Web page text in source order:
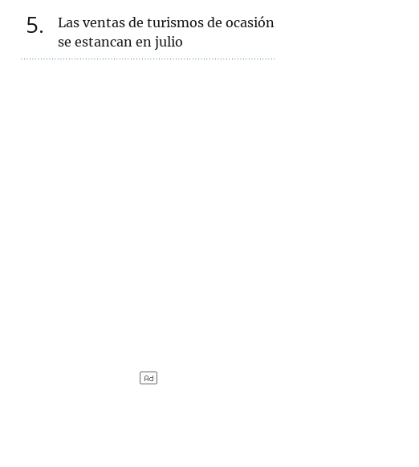
5
Las ventas de turismos de ocasión
se estancan en julio